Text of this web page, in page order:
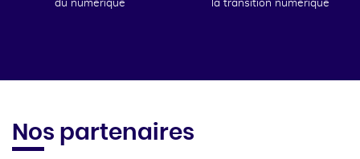
du numérique
la transition numérique
Nos partenaires